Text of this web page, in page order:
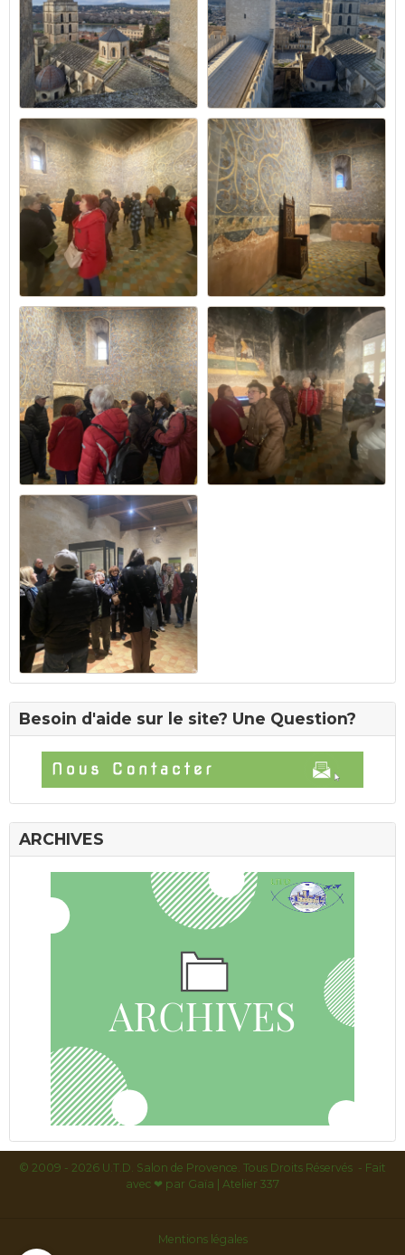
Besoin d'aide sur le site? Une Question?
ARCHIVES
© 2009 - 2026 U.T.D. Salon de Provence. Tous Droits Réservés - Fait
avec ❤ par Gaïa | Atelier 337
Mentions légales